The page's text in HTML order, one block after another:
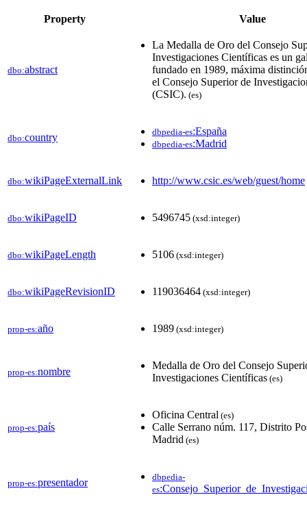
Property Value
dbo:abstract
La Medalla de Oro del Consejo
Investigaciones Científicas es un
fundado en 1989, máxima
el Consejo Superior de
(CSIC). (es)
dbo:country dbpedia-es:España
dbpedia-es:Madrid
dbo:wikiPageExternalLink http://www.csic.es/web/guest/home
dbo:wikiPageID 5496745 (xsd:integer)
dbo:wikiPageLength 5106 (xsd:integer)
dbo:wikiPageRevisionID 119036464 (xsd:integer)
prop-es:año 1989 (xsd:integer)
prop-es:nombre
Medalla de Oro del Consejo
Investigaciones Científicas (es)
prop-es:país
Oficina Central (es)
Calle Serrano núm. 117, Distrito
Madrid (es)
prop-es:presentador
dbpedia-
es